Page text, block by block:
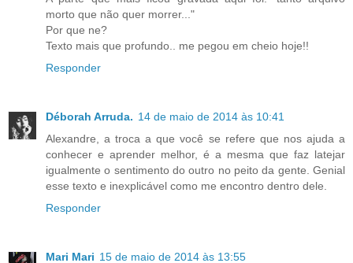
morto que não quer morrer..."
Por que ne?
Texto mais que profundo.. me pegou em cheio hoje!!
Responder
Déborah Arruda. 14 de maio de 2014 às 10:41
Alexandre, a troca a que você se refere que nos ajuda a
conhecer e aprender melhor, é a mesma que faz latejar
igualmente o sentimento do outro no peito da gente. Genial
esse texto e inexplicável como me encontro dentro dele.
Responder
Mari Mari 15 de maio de 2014 às 13:55